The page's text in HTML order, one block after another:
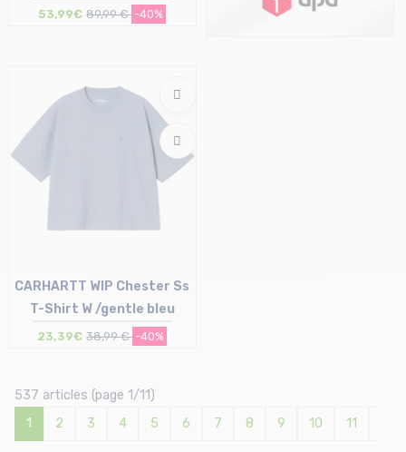
53,99€ 89,99 € -40%
XS | S | M
CARHARTT WIP Chester Ss
T-Shirt W /gentle bleu
23,39€ 38,99 € -40%
537 articles (page 1/11)
1
2 3 4 5 6 7 8 9 10 11